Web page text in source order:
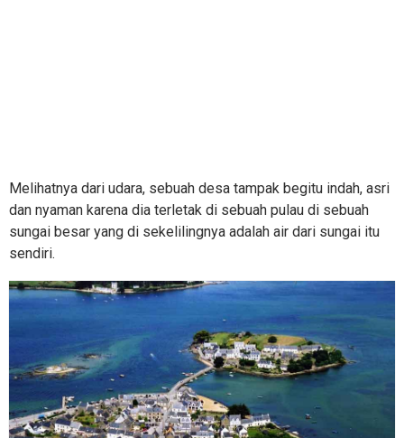
Melihatnya dari udara, sebuah desa tampak begitu indah, asri
dan nyaman karena dia terletak di sebuah pulau di sebuah
sungai besar yang di sekelilingnya adalah air dari sungai itu
sendiri.